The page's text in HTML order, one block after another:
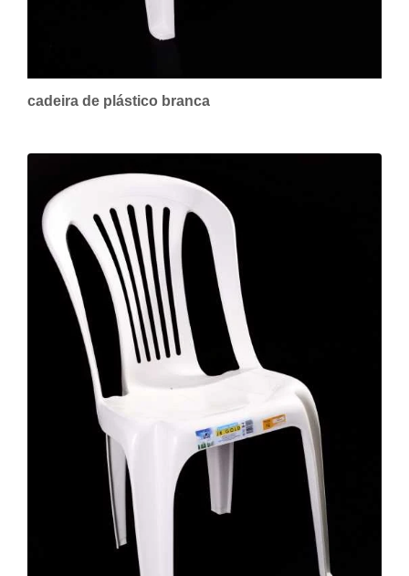
cadeira de plástico branca